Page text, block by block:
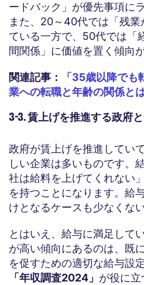
ードバック」が優先事項に
また、20～40代では「残業
ている一方で、50代では「
間関係」に価値を置く傾向
関連記事：
「35歳以降で
業への転職と年齢の関係とは
3-3. 賃上げを推進する政府
政府が賃上げを推進してい
しい企業は多いものです。
社は給料を上げてくれない
を持つことになります。給
けとなるケースも少なくな
とはいえ、給与に満足して
が高い傾向にあるのは、既
を促すための適切な給与設
「年収調査2024」 が役に